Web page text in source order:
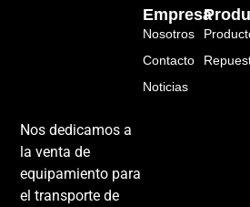
Nos dedicamos a
la venta de
equipamiento para
el transporte de
Empresa
Nosotros
Contacto
Noticias